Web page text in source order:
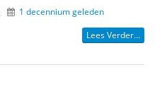
1 decennium geleden
Lees Verder...